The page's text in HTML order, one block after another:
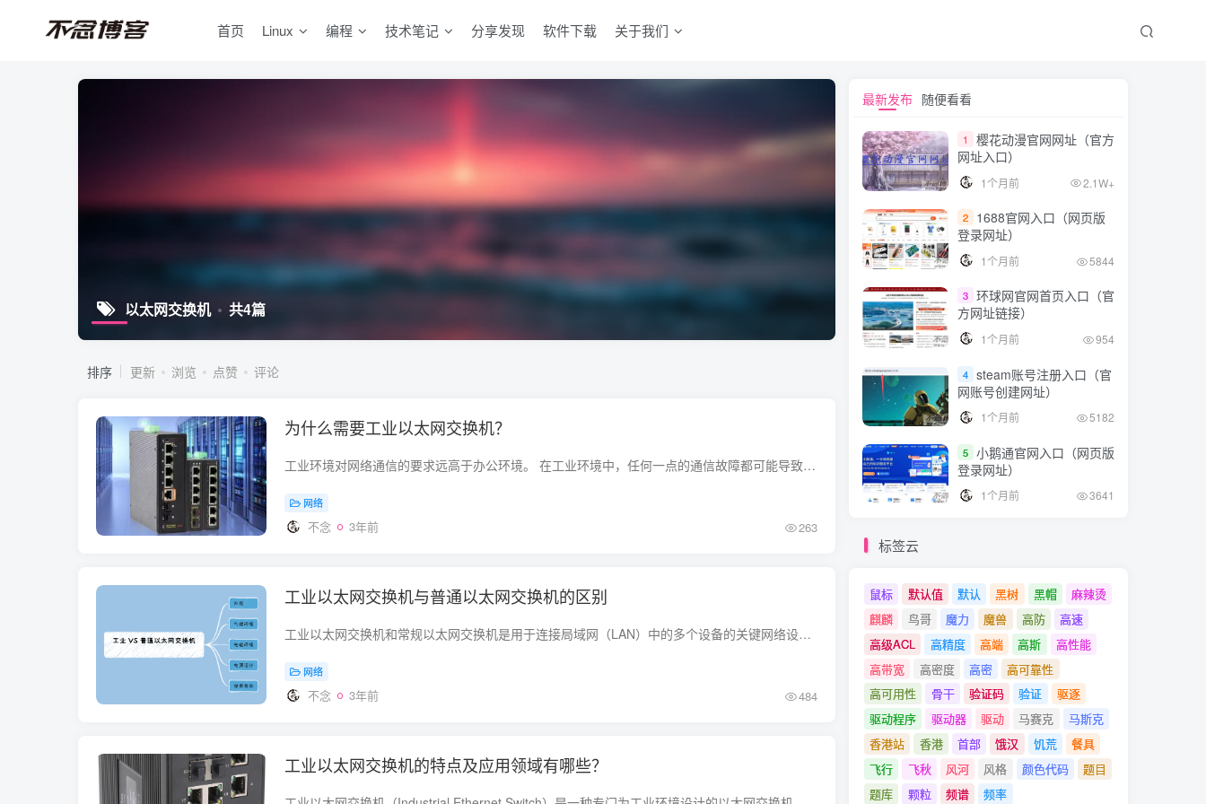
首页 Linux 编程 技术笔记 分享发现 软件下载 关于我们
以太网交换机 共4篇
排序 更新 浏览 点赞 评论
为什么需要工业以太网交换机？
工业环境对网络通信的要求远高于办公环境。 在工业环境中，任何一点的通信故障都可能导致重大的生产事故，因此，工业以太网交换机的稳定性和可靠性是至关重要的。 此外，工业环境中的设备通常需...
网络
不念 3年前 263
工业以太网交换机与普通以太网交换机的区别
工业以太网交换机和常规以太网交换机是用于连接局域网（LAN）中的多个设备的关键网络设备。 尽管它们在外观上可能相似，但它们之间存在一些关键差异，这些差异在不同的应用场景中非常重要。 以...
网络
不念 3年前 484
工业以太网交换机的特点及应用领域有哪些？
最新发布 随便看看
1
樱花动漫官网网址（官方
网址入口）
1个月前 2.1W+
2
1688官网入口（网页版
登录网址）
1个月前 5844
3 环球网官网首页入口（官
方网址链接）
1个月前 954
4 steam账号注册入口（官
网账号创建网址）
1个月前 5182
5 小鹅通官网入口（网页版
登录网址）
1个月前 3641
标签云
鼠标 默认值 默认 黑树 黑帽
麻辣烫
麒麟
鸟哥 魔力 魔兽 高防
高速
高级ACL
高精度 高端 高斯
高性能
高带宽
高密度 高密
高可靠性
高可用性
骨干 验证码 验证
驱逐
驱动程序
驱动器 驱动 马赛克
马斯克
香港站
香港 首部 饿汉 饥荒
餐具
飞行
飞秋 风河 风格 颜色代码
题目
题库
颗粒 频谱 频率